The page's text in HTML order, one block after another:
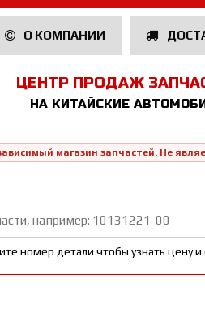
О КОМПАНИИ
ЦЕНТР ПРОДАЖ
НА КИТАЙСКИЕ
магазин запчастей. Не
номер детали чтобы узнать цену и